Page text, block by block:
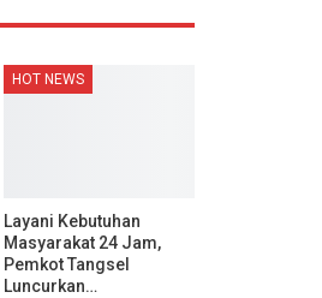
HOT NEWS
Layani Kebutuhan
Masyarakat 24 Jam,
Pemkot Tangsel
Luncurkan…